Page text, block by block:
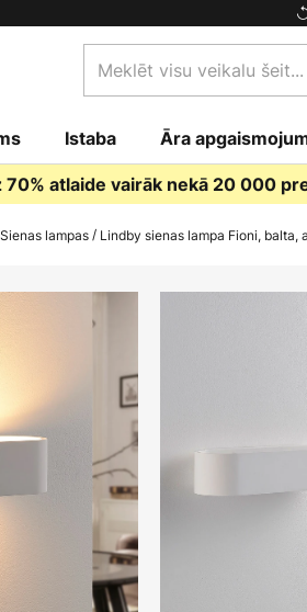
visu
šeit...
Istaba Āra
70% atlaide vairāk nekā 20 000
Sienas lampas Lindby sienas lampa Fioni, balta,